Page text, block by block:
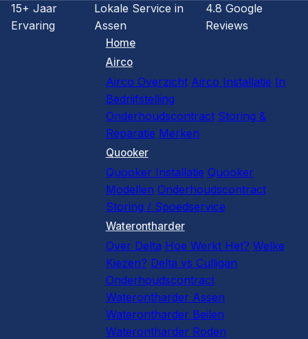
15+ Jaar
Ervaring
Lokale Service in
Assen
4.8 Google
Reviews
Home
Airco
Airco Overzicht Airco Installatie In
Bedrijfstelling
Onderhoudscontract Storing &
Reparatie Merken
Quooker
Quooker Installatie Quooker
Modellen Onderhoudscontract
Storing / Spoedservice
Waterontharder
Over Delta Hoe Werkt Het? Welke
Kiezen? Delta vs Culligan
Onderhoudscontract
Waterontharder Assen
Waterontharder Beilen
Waterontharder Roden